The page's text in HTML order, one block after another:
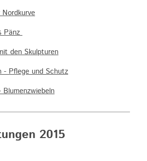
Pänz
den Skulpturen
- Pflege und Schutz
2015